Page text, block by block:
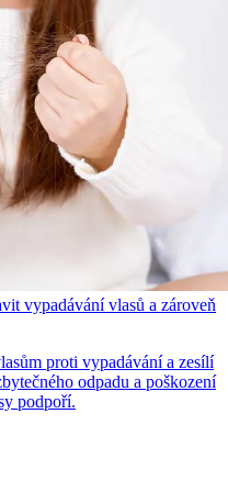
vypadávání vlasů a zároveň
proti vypadávání a zesílí
odpadu a poškození
podpoří.